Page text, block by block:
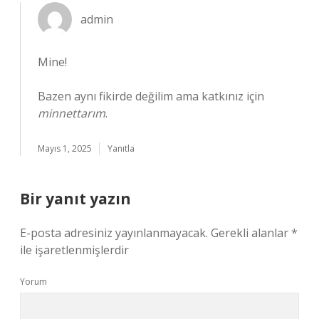
admin
Mine!
Bazen aynı fikirde değilim ama katkınız için
minnettarım.
Mayıs 1, 2025 Yanıtla
Bir yanıt yazın
E-posta adresiniz yayınlanmayacak. Gerekli alanlar*
ile işaretlenmişlerdir
Yorum